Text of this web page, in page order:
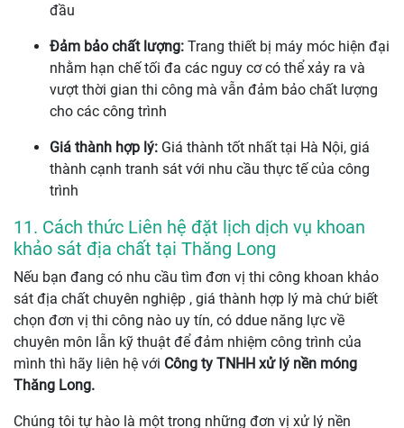
đầu
Đảm bảo chất lượng: Trang thiết bị máy móc hiện đại
nhằm hạn chế tối đa các nguy cơ có thể xảy ra và
vượt thời gian thi công mà vẫn đảm bảo chất lượng
cho các công trình
Giá thành hợp lý: Giá thành tốt nhất tại Hà Nội, giá
thành cạnh tranh sát với nhu cầu thực tế của công
trình
11. Cách thức Liên hệ đặt lịch dịch vụ khoan
khảo sát địa chất tại Thăng Long
Nếu bạn đang có nhu cầu tìm đơn vị thi công khoan khảo
sát địa chất chuyên nghiệp , giá thành hợp lý mà chứ biết
chọn đơn vị thi công nào uy tín, có ddue năng lực về
chuyên môn lẫn kỹ thuật để đảm nhiệm công trình của
mình thì hãy liên hệ với Công ty TNHH xử lý nền móng
Thăng Long.
Chúng tôi tự hào là một trong những đơn vị xử lý nền